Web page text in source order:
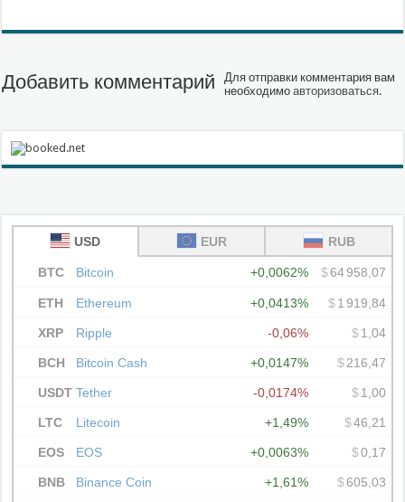
Добавить комментарий
Для отправки комментария вам
необходимоавторизоваться.